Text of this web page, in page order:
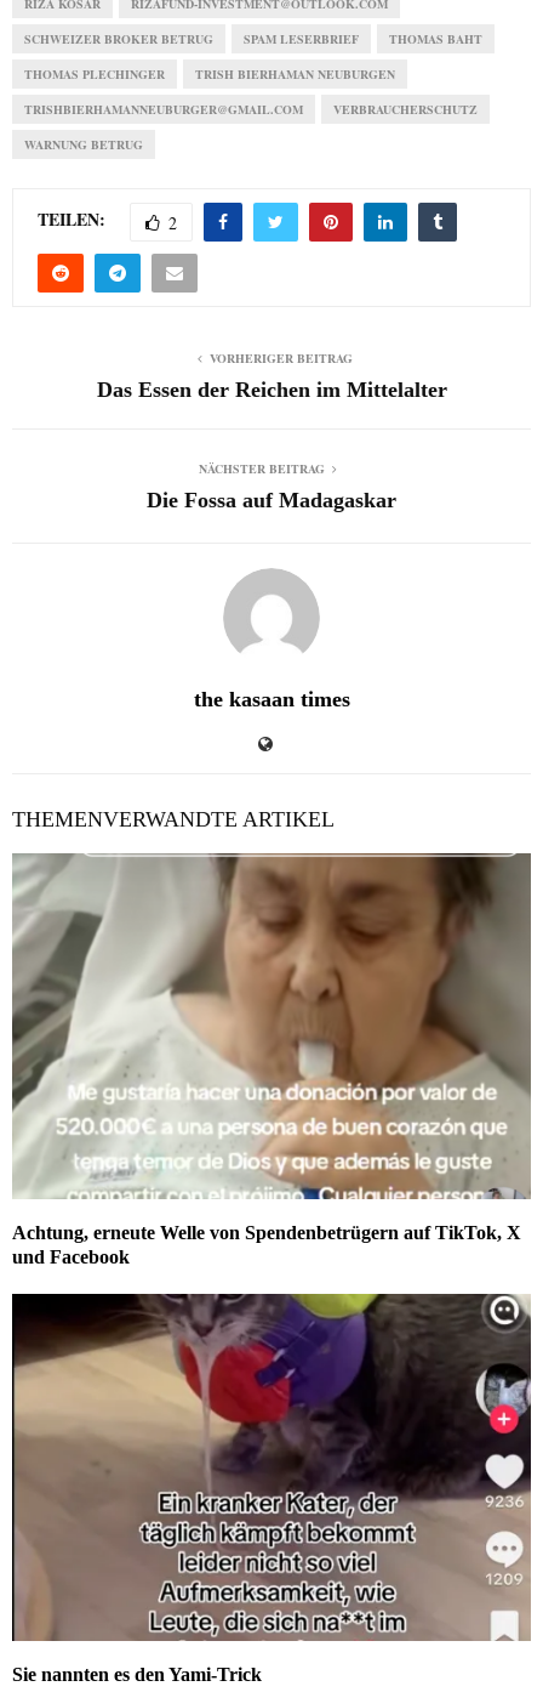
RIZA KOSAR RIZAFUND-INVESTMENT@OUTLOOK.COM
SCHWEIZER BROKER BETRUG SPAM LESERBRIEF THOMAS BAHT
THOMAS PLECHINGER TRISH BIERHAMAN NEUBURGEN
TRISHBIERHAMANNEUBURGER@GMAIL.COM VERBRAUCHERSCHUTZ
WARNUNG BETRUG
TEILEN: 2
VORHERIGER BEITRAG
Das Essen der Reichen im Mittelalter
NÄCHSTER BEITRAG
Die Fossa auf Madagaskar
the kasaan times
THEMENVERWANDTE ARTIKEL
Achtung, erneute Welle von Spendenbetrügern auf TikTok, X
und Facebook
Sie nannten es den Yami-Trick